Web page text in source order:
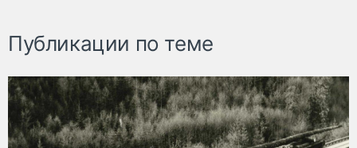
Публикации по теме